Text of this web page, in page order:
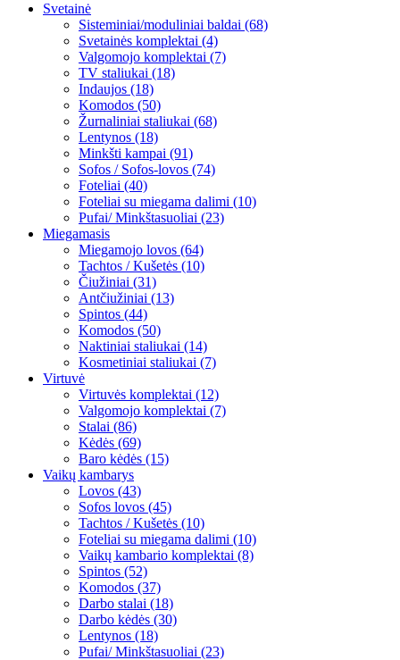
Svetainė
Sisteminiai/moduliniai baldai (68)
Svetainės komplektai (4)
Valgomojo komplektai (7)
TV staliukai (18)
Indaujos (18)
Komodos (50)
Žurnaliniai staliukai (68)
Lentynos (18)
Minkšti kampai (91)
Sofos / Sofos-lovos (74)
Foteliai (40)
Foteliai su miegama dalimi (10)
Pufai/ Minkštasuoliai (23)
Miegamasis
Miegamojo lovos (64)
Tachtos / Kušetės (10)
Čiužiniai (31)
Antčiužiniai (13)
Spintos (44)
Komodos (50)
Naktiniai staliukai (14)
Kosmetiniai staliukai (7)
Virtuvė
Virtuvės komplektai (12)
Valgomojo komplektai (7)
Stalai (86)
Kėdės (69)
Baro kėdės (15)
Vaikų kambarys
Lovos (43)
Sofos lovos (45)
Tachtos / Kušetės (10)
Foteliai su miegama dalimi (10)
Vaikų kambario komplektai (8)
Spintos (52)
Komodos (37)
Darbo stalai (18)
Darbo kėdės (30)
Lentynos (18)
Pufai/ Minkštasuoliai (23)